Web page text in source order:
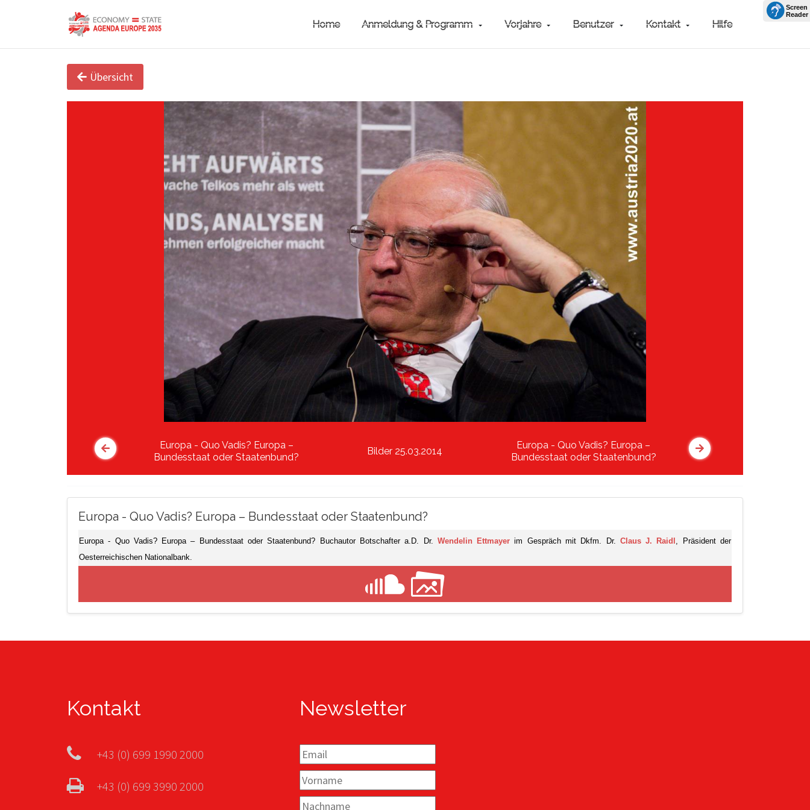
Home Anmeldung & Programm Vorjahre Benutzer Kontakt Hilfe
Übersicht
Europa - Quo Vadis? Europa –
Bundesstaat oder Staatenbund?
Bilder 25.03.2014
Europa - Quo Vadis? Europa –
Bundesstaat oder Staatenbund?
Europa - Quo Vadis? Europa – Bundesstaat oder Staatenbund?
Europa - Quo Vadis? Europa – Bundesstaat oder Staatenbund? Buchautor Botschafter a.D. Dr. Wendelin Ettmayer im Gespräch mit Dkfm. Dr. Claus J. Raidl , Präsident der
Oesterreichischen Nationalbank.
Kontakt
+43 (0) 699 1990 2000
+43 (0) 699 3990 2000
Newsletter